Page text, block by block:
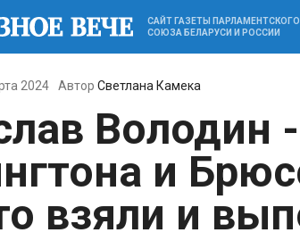
САЙТ ГАЗЕТЫ
СОЮЗА БЕЛАРУСИ И РОССИИ
2024 Автор Светлана Камека
Володин
и
взяли и